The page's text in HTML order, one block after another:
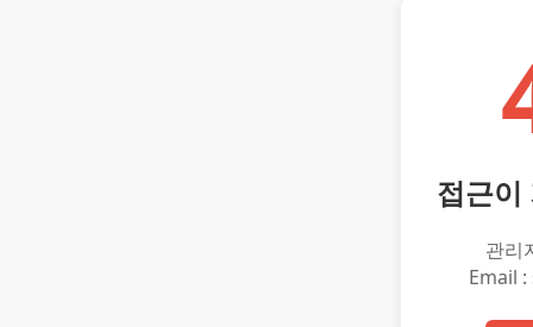
접근이
관리
Email